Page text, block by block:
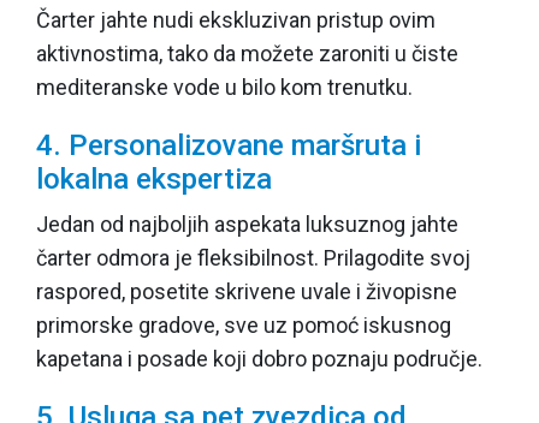
Čarter jahte nudi ekskluzivan pristup ovim
aktivnostima, tako da možete zaroniti u čiste
mediteranske vode u bilo kom trenutku.
4. Personalizovane maršruta i
lokalna ekspertiza
Jedan od najboljih aspekata luksuznog jahte
čarter odmora je fleksibilnost. Prilagodite svoj
raspored, posetite skrivene uvale i živopisne
primorske gradove, sve uz pomoć iskusnog
kapetana i posade koji dobro poznaju područje.